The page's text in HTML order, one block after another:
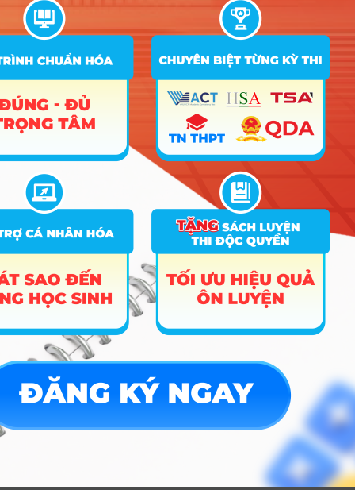
ĐĂNG KÝ NGAY
Công cụ
Trắc nghiệm MBTI
Tra cứu đề án tuyển sinh
Tư vấn hướng nghiệp
Tin tức
Tin giáo dục nổi bật
Tin tuyển sinh vào 10
Tin tuyển sinh Đại học
Về chúng tôi
Liên hệ
Điều khoản dịch vụ
Chính sách bảo mật